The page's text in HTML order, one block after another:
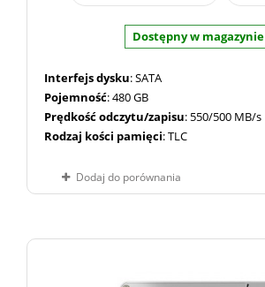
Dostępny w magazynie
Interfejs dysku: SATA
Pojemność: 480 GB
Prędkość odczytu/zapisu: 550/500 MB/s
Rodzaj kości pamięci: TLC
Dodaj do porównania